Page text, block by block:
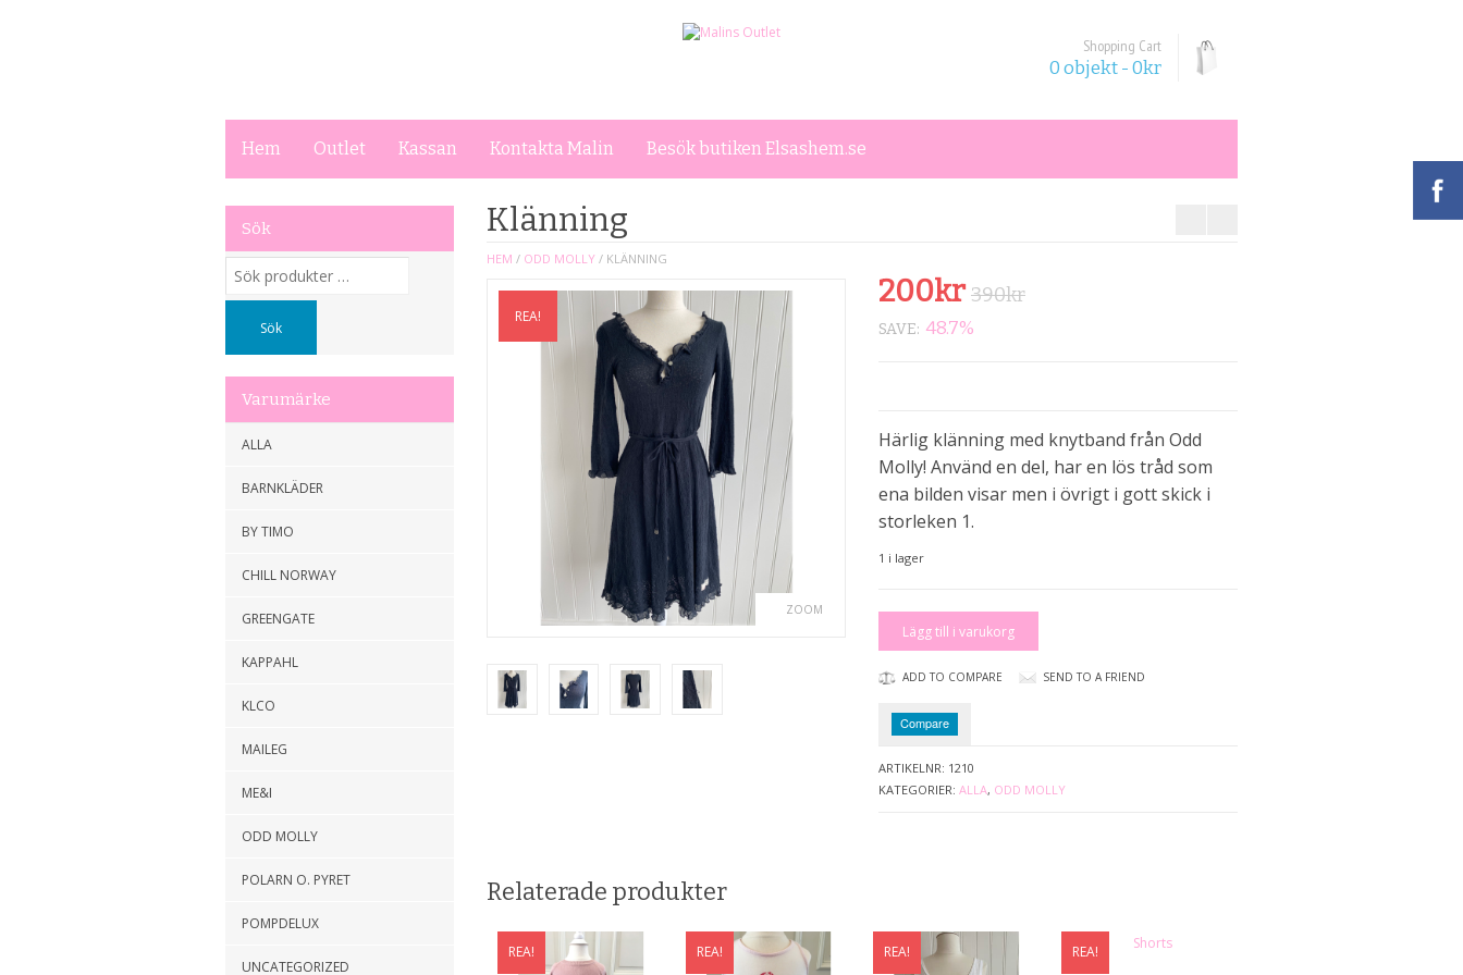
Shopping Cart
0 objekt -0kr
Hem Outlet Kassan Kontakta Malin Besök butiken Elsashem.se
Sök
Sök
efter:
Sök
Varumärke
ALLA
BARNKLÄDER
BY TIMO
CHILL NORWAY
GREENGATE
KAPPAHL
KLCO
MAILEG
ME&I
ODD MOLLY
POLARN O. PYRET
POMPDELUX
UNCATEGORIZED
Klänning
HEM / ODD MOLLY / KLÄNNING
REA!
ZOOM
390krDet
200kr Det
SAVE: 48.7%
Härlig klänning med knytband från Odd
Molly! Använd en del, har en lös tråd som
ena bilden visar men i övrigt i gott skick i
storleken 1.
1 i lager
Klänning
mängdLägg till i varukorg
ADD TO COMPARE SEND TO A FRIEND
Compare
ARTIKELNR: 1210
KATEGORIER: ALLA, ODD MOLLY
Relaterade produkter
REA! REA! REA! REA!